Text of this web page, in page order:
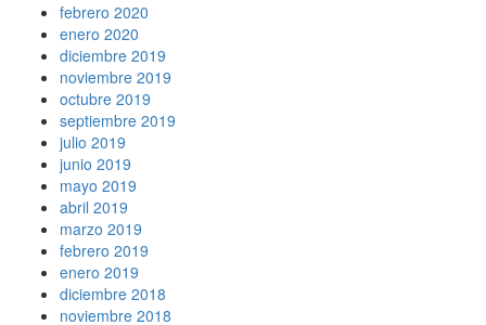
febrero 2020
enero 2020
diciembre 2019
noviembre 2019
octubre 2019
septiembre 2019
julio 2019
junio 2019
mayo 2019
abril 2019
marzo 2019
febrero 2019
enero 2019
diciembre 2018
noviembre 2018